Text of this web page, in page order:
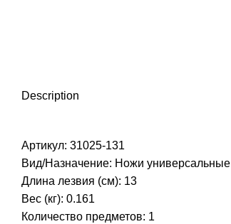
Description
Артикул: 31025-131
Вид/Назначение: Ножи универсальные
Длина лезвия (см): 13
Вес (кг): 0.161
Количество предметов: 1